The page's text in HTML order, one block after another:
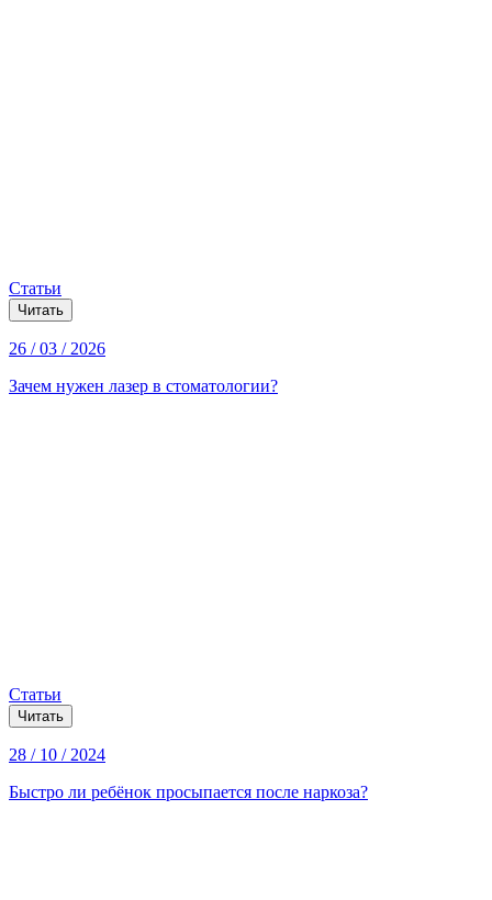
Статьи
Читать
26 / 03 / 2026
Зачем нужен лазер в стоматологии?
Статьи
Читать
28 / 10 / 2024
Быстро ли ребёнок просыпается после наркоза?